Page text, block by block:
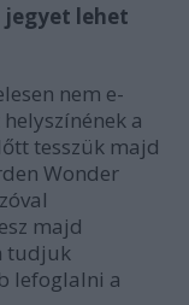
jegyet lehet
nem e-
a
tesszük majd
Wonder
majd
tudjuk
lefoglalni a